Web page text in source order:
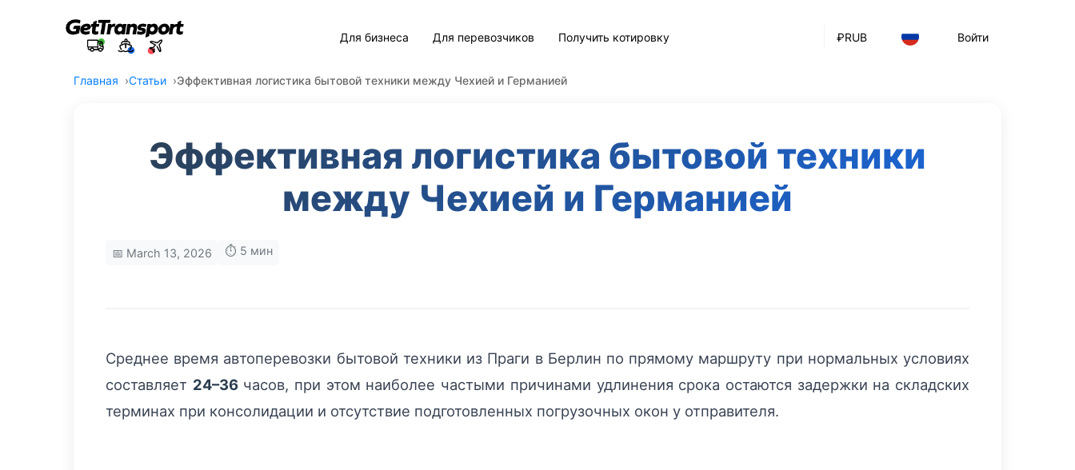
₽RUB Войти
Для бизнеса Для перевозчиков Получить котировку
Главная Статьи Эффективная логистика бытовой техники между Чехией и Германией
Эффективная логистика бытовой техники
между Чехией и Германией
📅 March 13, 2026 ⏱️ 5 мин
Среднее время автоперевозки бытовой техники из Праги в Берлин по прямому маршруту при нормальных условиях
составляет 24–36часов, при этом наиболее частыми причинами удлинения срока остаются задержки на складских
терминах при консолидации и отсутствие подготовленных погрузочных окон у отправителя.